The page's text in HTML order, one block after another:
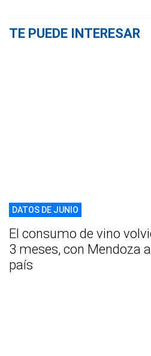
TE PUEDE INTERESAR
DATOS DE JUNIO
El consumo de vino
3 meses, con Mendoza
país